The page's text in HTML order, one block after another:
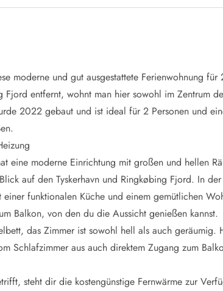
moderne und gut ausgestattete Ferienwohnung
Fjord entfernt, wohnt man hier sowohl im Zentrum
2022 gebaut und ist ideal für 2 Personen und
eine moderne Einrichtung mit großen und hellen
auf den Tyskerhavn und Ringkøbing Fjord. In
funktionalen Küche und einem gemütlichen
Balkon, von den du die Aussicht genießen kannst.
das Zimmer ist sowohl hell als auch geräumig.
Schlafzimmer aus auch direktem Zugang zum
steht dir die kostengünstige Fernwärme zur